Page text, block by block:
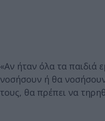
«Αν ήταν όλα τα παιδιά
νοσήσουν ή θα
τους, θα πρέπει να